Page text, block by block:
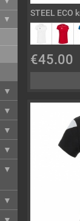
STEEL ECO
€45.00